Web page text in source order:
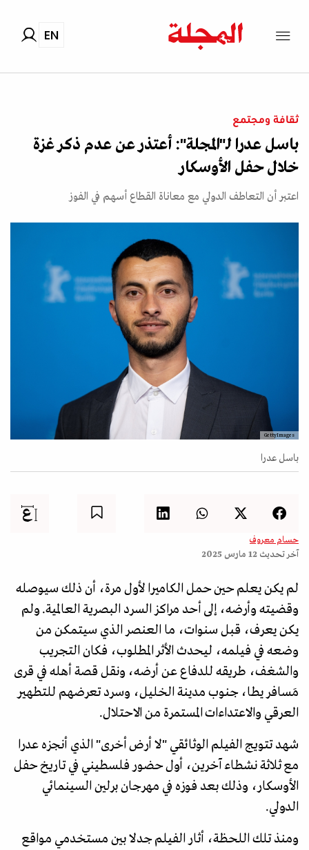
EN
ثقافة ومجتمع
باسل عدرا لـ"المجلة": أعتذر عن عدم ذكر غزة
خلال حفل الأوسكار
اعتبر أن التعاطف الدولي مع معاناة القطاع أسهم في الفوز
GettyImages
باسل عدرا
حسام معروف
آخر تحديث 12 مارس 2025
لم يكن يعلم حين حمل الكاميرا لأول مرة، أن ذلك سيوصله
وقضيته وأرضه، إلى أحد مراكز السرد البصرية العالمية. ولم
يكن يعرف، قبل سنوات، ما العنصر الذي سيتمكن من
وضعه في فيلمه، ليحدث الأثر المطلوب، فكان التجريب
والشغف، طريقه للدفاع عن أرضه، ونقل قصة أهله في قرى
مَسافر يطا، جنوب مدينة الخليل، وسرد تعرضهم للتطهير
العرقي والاعتداءات المستمرة من الاحتلال.
شهد تتويج الفيلم الوثائقي "لا أرض أخرى" الذي أنجزه عدرا
مع ثلاثة نشطاء آخرين، أول حضور فلسطيني في تاريخ حفل
الأوسكار، وذلك بعد فوزه في مهرجان برلين السينمائي
الدولي.
ومنذ تلك اللحظة، أثار الفيلم جدلا بين مستخدمي مواقع